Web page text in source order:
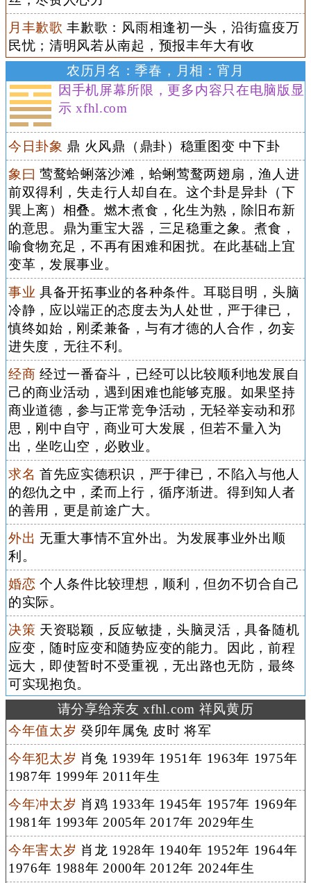
月丰歉歌 丰歉歌：风雨相逢初一头，沿街瘟疫万
民忧；清明风若从南起，预报丰年大有收
农历月名：季春，月相：宵月
因手机屏幕所限，更多内容只在电脑版显
示 xfhl.com
今日卦象 鼎 火风鼎（鼎卦）稳重图变 中下卦
象曰 莺鹜蛤蜊落沙滩，蛤蜊莺鹜两翅扇，渔人进
前双得利，失走行人却自在。这个卦是异卦（下
巽上离）相叠。燃木煮食，化生为熟，除旧布新
的意思。鼎为重宝大器，三足稳重之象。煮食，
喻食物充足，不再有困难和困扰。在此基础上宜
变革，发展事业。
事业 具备开拓事业的各种条件。耳聪目明，头脑
冷静，应以端正的态度去为人处世，严于律已，
慎终如始，刚柔兼备，与有才德的人合作，勿妄
进失度，无往不利。
经商 经过一番奋斗，已经可以比较顺利地发展自
己的商业活动，遇到困难也能够克服。如果坚持
商业道德，参与正常竞争活动，无轻举妄动和邪
思，刚中自守，商业可大发展，但若不量入为
出，坐吃山空，必败业。
求名 首先应实德积识，严于律已，不陷入与他人
的怨仇之中，柔而上行，循序渐进。得到知人者
的善用，更是前途广大。
外出 无重大事情不宜外出。为发展事业外出顺
利。
婚恋 个人条件比较理想，顺利，但勿不切合自己
的实际。
决策 天资聪颖，反应敏捷，头脑灵活，具备随机
应变，随时应变和随势应变的能力。因此，前程
远大，即使暂时不受重视，无出路也无防，最终
可实现抱负。
请分享给亲友 xfhl.com 祥风黄历
今年值太岁 癸卯年属兔 皮时 将军
今年犯太岁 肖兔 1939年 1951年 1963年 1975年
1987年 1999年 2011年生
今年冲太岁 肖鸡 1933年 1945年 1957年 1969年
1981年 1993年 2005年 2017年 2029年生
今年害太岁 肖龙 1928年 1940年 1952年 1964年
1976年 1988年 2000年 2012年 2024年生